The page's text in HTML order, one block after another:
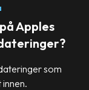
Apples
som